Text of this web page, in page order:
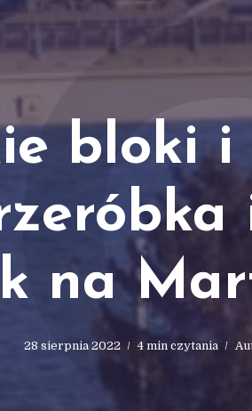
bloki i
na
28 sierpnia 2022 4 min czytania